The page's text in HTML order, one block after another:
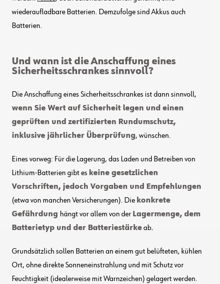
wiederaufladbare Batterien. Demzufolge sind Akkus auch
Batterien.
Und wann ist die Anschaffung eines
Sicherheitsschrankes sinnvoll?
Die Anschaffung eines Sicherheitsschrankes ist dann sinnvoll,
wenn Sie Wert auf Sicherheit legen und einen
geprüften und zertifizierten Rundumschutz,
inklusive jährlicher Überprüfung, wünschen.
Eines vorweg: Für die Lagerung, das Laden und Betreiben von
Lithium-Batterien gibt es keine gesetzlichen
Vorschriften, jedoch Vorgaben und Empfehlungen
(etwa von manchen Versicherungen). Die konkrete
Gefährdung hängt vor allem von der Lagermenge, dem
Batterietyp und der Batteriestärkeab.
Grundsätzlich sollen Batterien an einem gut belüfteten, kühlen
Ort, ohne direkte Sonneneinstrahlung und mit Schutz vor
Feuchtigkeit (idealerweise mit Warnzeichen) gelagert werden.